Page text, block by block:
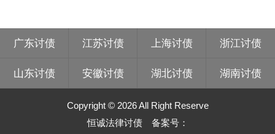
广东讨债 江苏讨债 上海讨债 浙江讨债
山东讨债 安徽讨债 湖北讨债 湖南讨债
Copyright © 2026 All Right Reserve
恒诚法律讨债 备案号：